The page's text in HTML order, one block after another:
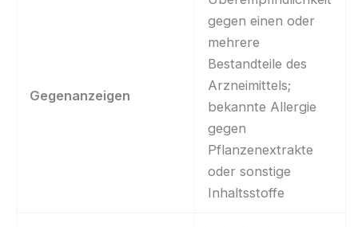
Gegenanzeigen
gegen einen oder
mehrere
Bestandteile des
Arzneimittels;
bekannte Allergie
gegen
Pflanzenextrakte
oder sonstige
Inhaltsstoffe